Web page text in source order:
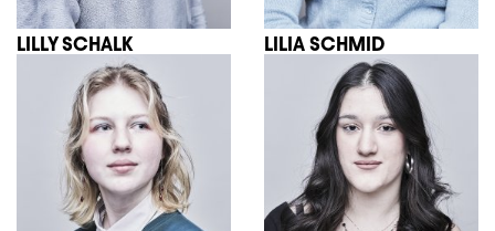
LILLY SCHALK LILIA SCHMID